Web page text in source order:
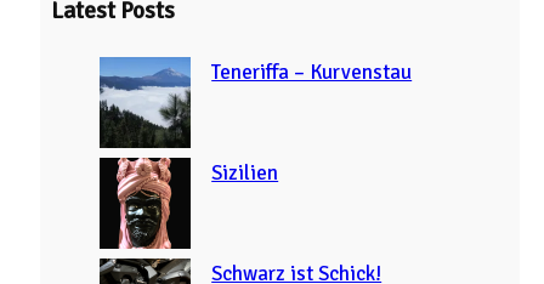
Latest Posts
Teneriffa – Kurvenstau
Sizilien
Schwarz ist Schick!